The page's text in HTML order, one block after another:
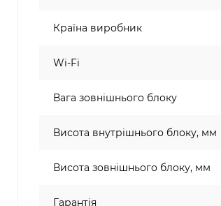
Країна виробник
Wi-Fi
Вага зовнішнього блоку
Висота внутрішнього блоку, мм
Висота зовнішнього блоку, мм
Гарантія